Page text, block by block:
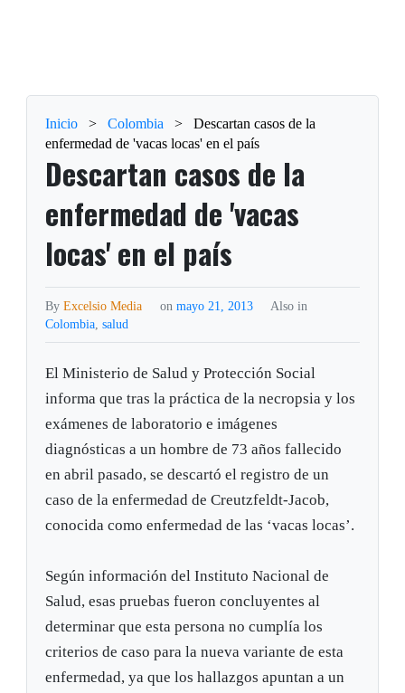
Inicio > Colombia >
Descartan casos de la
enfermedad de 'vacas locas' en el país
Descartan casos de la
enfermedad de 'vacas
locas' en el país
ByExcelsio Media on mayo 21, 2013
Also in
Colombia,salud
El Ministerio de Salud y Protección Social
informa que tras la práctica de la necropsia y los
exámenes de laboratorio e imágenes
diagnósticas a un hombre de 73 años fallecido
en abril pasado, se descartó el registro de un
caso de la enfermedad de Creutzfeldt-Jacob,
conocida como enfermedad de las ‘vacas locas’.
Según información del Instituto Nacional de
Salud, esas pruebas fueron concluyentes al
determinar que esta persona no cumplía los
criterios de caso para la nueva variante de esta
enfermedad, ya que los hallazgos apuntan a un